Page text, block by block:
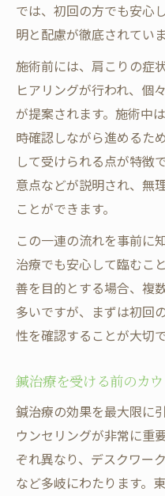
では、初回の方でも安心
明と配慮が徹底されていま
施術前には、肩こりの症
ヒアリングが行われ、個
が提案されます。施術中
時確認しながら進めるた
して受けられる点が特徴
意点などが説明され、無
ことができます。
この一連の流れを事前に
治療でも安心して臨むこ
善を目的とする場合、複
多いですが、まずは初回
性を確認することが大切で
鍼治療を受ける前のカ
鍼治療の効果を最大限に
ウンセリングが非常に重
ぞれ異なり、デスクワー
など多岐にわたります。